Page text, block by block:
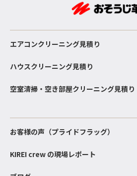
エアコンクリーニング見積り
ハウスクリーニング見積り
空室清掃・空き部屋クリーニング見積り
お客様の声（プライドフラッグ）
KIREI crew の現場レポート